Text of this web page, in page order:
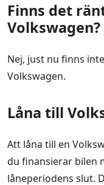
Finns det
Volkswagen?
Nej, just nu finns
Volkswagen.
Låna till
Att låna till en
du finansierar bilen
låneperiodens slut.